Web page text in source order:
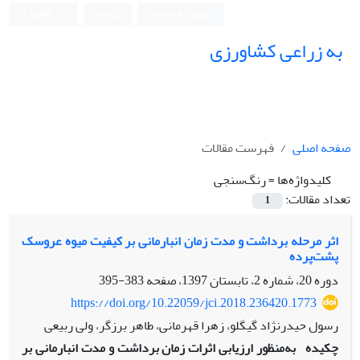
به زراعی کشاورزی
صفحه اصلی
فهرست مقالات
کلیدواژه‌ها =رنگ‌سنجی
تعداد مقالات:
1
اثر مرحله برداشت و مدت زمان انبارمانی بر کیفیت میوه عروسک‌
پشت‌پرده
دوره 20، شماره 2، تابستان 1397، صفحه
383-395
https://doi.org/10.22059/jci.2018.236420.1773
رسول حیدرنژاد گیگلو، زهرا قهرمانی، طاهر برزگر، ولی ربیعی
چکیده به‏‌منظور ارزیابی اثرات زمان برداشت و مدت انبارمانی بر